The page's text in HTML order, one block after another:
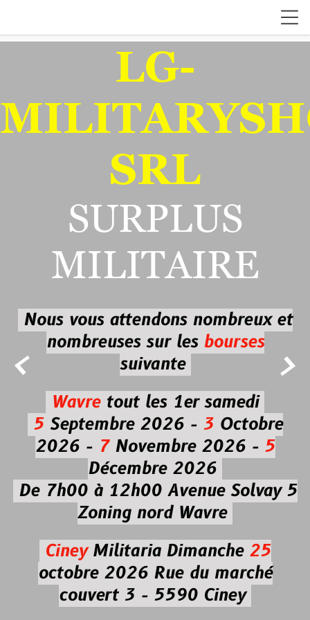
 
LG-
SRL
SURPLUS
MILITAIRE
Nous vous attendons nombreux et
nombreuses sur les bourses
suivante
Wavretout les 1er samedi
5Septembre 2026 - 3Octobre
2026 -7Novembre 2026 - 5
Décembre 2026
De 7h00 à 12h00 Avenue Solvay 5
Zoning nord Wavre
CineyMilitaria Dimanche 25
octobre 2026Rue du marché
couvert 3 - 5590 Ciney